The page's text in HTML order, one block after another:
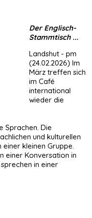
Der Englisch-
Stammtisch ...
Landshut - pm
(24.02.2026) Im
März treffen sich
im Café
international
wieder die
Sprachen. Die
und kulturellen
kleinen Gruppe.
einer Konversation in
in einer